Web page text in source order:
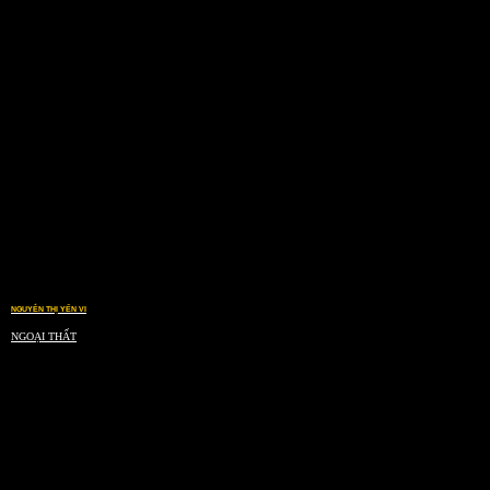
NGUYỄN THỊ YẾN VI
NGOẠI THẤT